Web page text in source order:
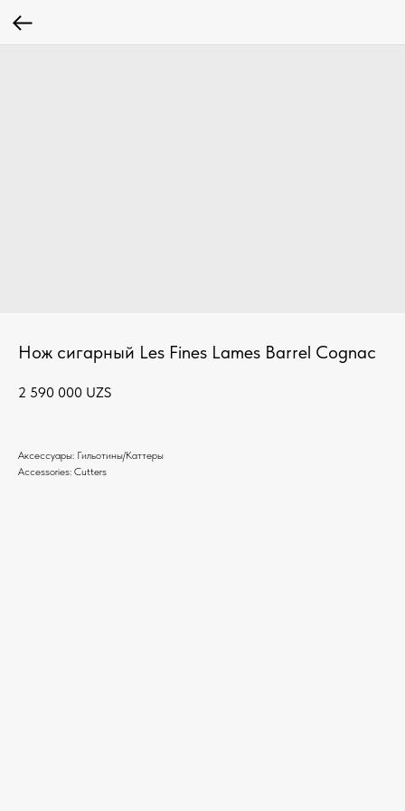
Нож сигарный Les Fines Lames Barrel Cognac
2 590 000 UZS
Аксессуары: Гильотины/Каттеры
Accessories: Cutters